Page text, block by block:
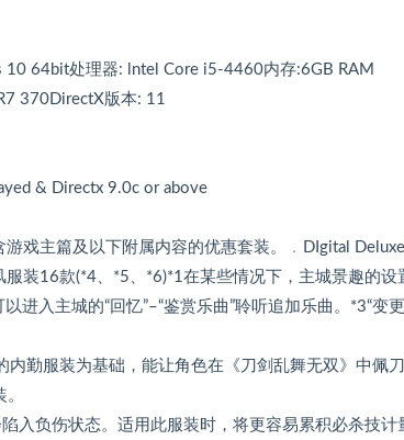
64bit处理器: lntel Core i5-4460内存:6GB RAM
370DirectX版本: 11
& Directx 9.0c or above
戏主篇及以下附属内容的优惠套装。﹒DIgital
装16款(*4、*5、*6)*1在某些情况下，主城景趣的设
进入主城的“回忆”–“鉴赏乐曲”聆听追加乐曲。*3“变
勤服装为基础，能让角色在《刀剑乱舞无双》中佩
入负伤状态。适用此服装时，将更容易累积必杀技